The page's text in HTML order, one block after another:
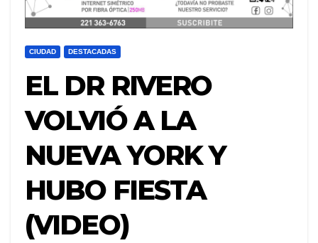
CIUDAD DESTACADAS
EL DR RIVERO
VOLVIÓ A LA
NUEVA YORK Y
HUBO FIESTA
(VIDEO)